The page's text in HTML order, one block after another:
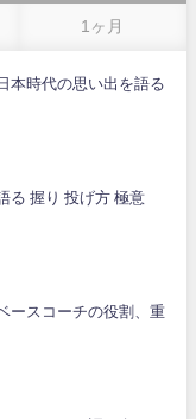
1ヶ月
本時代の思い出を語る
る 握り 投げ方 極意
ースコーチの役割、重